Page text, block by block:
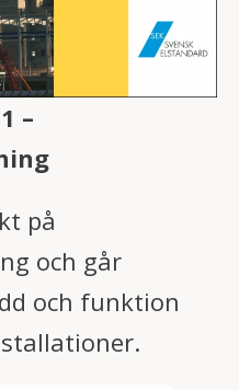
–
på
och går
och funktion